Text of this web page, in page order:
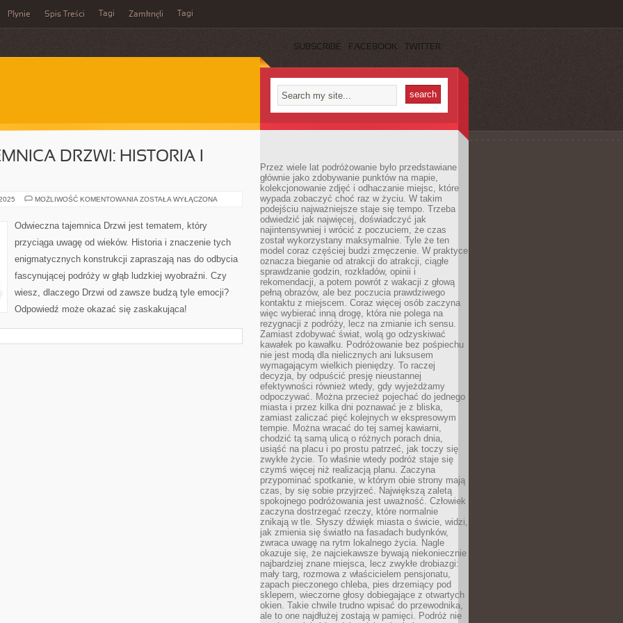
Płynie Spis Treści Tagi Zamknęli Tagi
SUBSCRIBE FACEBOOK TWITTER
DRZWI: HISTORIA I
MOŻLIWOŚĆ KOMENTOWANIA ODWIECZNA
HISTORIA
I
ZOSTAŁA WYŁĄCZONA
Odwieczna tajemnica Drzwi jest tematem, który
przyciąga uwagę od wieków. Historia i znaczenie tych
enigmatycznych konstrukcji zapraszają nas do odbycia
fascynującej podróży w głąb ludzkiej wyobraźni. Czy
wiesz, dlaczego Drzwi od zawsze budzą tyle emocji?
Odpowiedź może okazać się zaskakująca!
Przez wiele lat podróżowanie było przedstawiane
głównie jako zdobywanie punktów na mapie,
kolekcjonowanie zdjęć i odhaczanie miejsc, które
wypada zobaczyć choć raz w życiu. W takim
podejściu najważniejsze staje się tempo. Trzeba
odwiedzić jak najwięcej, doświadczyć jak
najintensywniej i wrócić z poczuciem, że czas
został wykorzystany maksymalnie. Tyle że ten
model coraz częściej budzi zmęczenie. W praktyce
oznacza bieganie od atrakcji do atrakcji, ciągłe
sprawdzanie godzin, rozkładów, opinii i
rekomendacji, a potem powrót z wakacji z głową
pełną obrazów, ale bez poczucia prawdziwego
kontaktu z miejscem. Coraz więcej osób zaczyna
więc wybierać inną drogę, która nie polega na
rezygnacji z podróży, lecz na zmianie ich sensu.
Zamiast zdobywać świat, wolą go odzyskiwać
kawałek po kawałku. Podróżowanie bez pośpiechu
nie jest modą dla nielicznych ani luksusem
wymagającym wielkich pieniędzy. To raczej
decyzja, by odpuścić presję nieustannej
efektywności również wtedy, gdy wyjeżdżamy
odpoczywać. Można przecież pojechać do jednego
miasta i przez kilka dni poznawać je z bliska,
zamiast zaliczać pięć kolejnych w ekspresowym
tempie. Można wracać do tej samej kawiarni,
chodzić tą samą ulicą o różnych porach dnia,
usiąść na placu i po prostu patrzeć, jak toczy się
zwykłe życie. To właśnie wtedy podróż staje się
czymś więcej niż realizacją planu. Zaczyna
przypominać spotkanie, w którym obie strony mają
czas, by się sobie przyjrzeć. Największą zaletą
spokojnego podróżowania jest uważność. Człowiek
zaczyna dostrzegać rzeczy, które normalnie
znikają w tle. Słyszy dźwięk miasta o świcie, widzi,
jak zmienia się światło na fasadach budynków,
zwraca uwagę na rytm lokalnego życia. Nagle
okazuje się, że najciekawsze bywają niekoniecznie
najbardziej znane miejsca, lecz zwykłe drobiazgi:
mały targ, rozmowa z właścicielem pensjonatu,
zapach pieczonego chleba, pies drzemiący pod
sklepem, wieczorne głosy dobiegające z otwartych
okien. Takie chwile trudno wpisać do przewodnika,
ale to one najdłużej zostają w pamięci. Podróż nie